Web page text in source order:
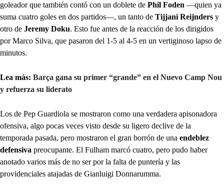
goleador que también contó con un doblete de Phil Foden —quien ya
suma cuatro goles en dos partidos—, un tanto de Tijjani Reijnders y
otro de Jeremy Doku. Esto fue antes de la reacción de los dirigidos
por Marco Silva, que pasaron del 1-5 al 4-5 en un vertiginoso lapso de
minutos.
Lea más: Barça gana su primer “grande” en el Nuevo Camp Nou
y refuerza su liderato
Los de Pep Guardiola se mostraron como una verdadera apisonadora
ofensiva, algo pocas veces visto desde su ligero declive de la
temporada pasada, pero mostraron el gran borrón de una endeblez
defensiva preocupante. El Fulham marcó cuatro, pero pudo haber
anotado varios más de no ser por la falta de puntería y las
providenciales atajadas de Gianluigi Donnarumma.